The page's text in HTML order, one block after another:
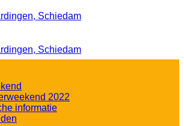
2022
informatie